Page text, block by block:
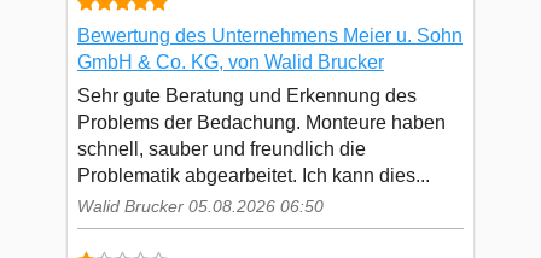
Bewertung des Unternehmens Meier u. Sohn
GmbH & Co. KG, von Walid Brucker
Sehr gute Beratung und Erkennung des
Problems der Bedachung. Monteure haben
schnell, sauber und freundlich die
Problematik abgearbeitet. Ich kann dies...
Walid Brucker 05.08.2026 06:50